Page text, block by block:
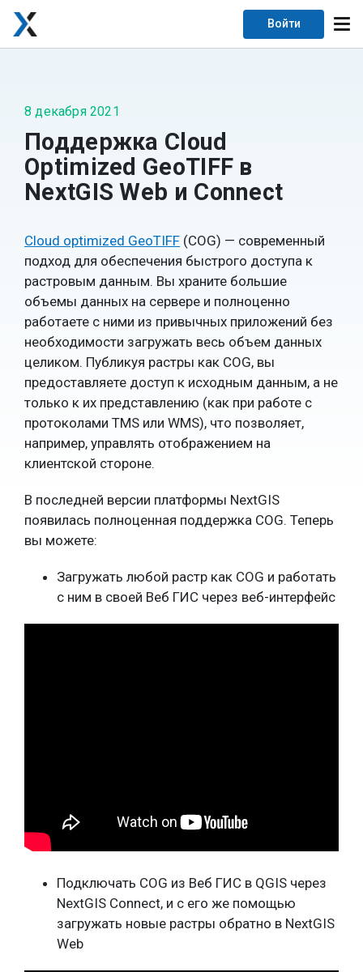
Войти
8 декабря 2021
Поддержка Cloud
Optimized GeoTIFF в
NextGIS Web и Connect
Cloud optimized GeoTIFF (COG) — современный
подход для обеспечения быстрого доступа к
растровым данным. Вы храните большие
объемы данных на сервере и полноценно
работаете с ними из привычных приложений без
необходимости загружать весь объем данных
целиком. Публикуя растры как COG, вы
предоставляете доступ к исходным данным, а не
только к их представлению (как при работе с
протоколами TMS или WMS), что позволяет,
например, управлять отображением на
клиентской стороне.
В последней версии платформы NextGIS
появилась полноценная поддержка COG. Теперь
вы можете:
Загружать любой растр как COG и работать
с ним в своей Веб ГИС через веб-интерфейс
Подключать COG из Веб ГИС в QGIS через
NextGIS Connect, и с его же помощью
загружать новые растры обратно в NextGIS
Web